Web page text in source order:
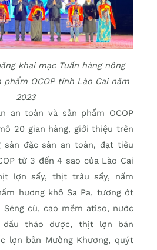
khai mạc Tuần hàng nông
OCOP tỉnh Lào Cai năm
2023
an toàn và sản phẩm OCOP
20 gian hàng, giới thiệu trên
sản đặc sản an toàn, đạt tiêu
từ 3 đến 4 sao của Lào Cai
lợn sấy, thịt trâu sấy, nấm
hương khô Sa Pa, tương ớt
Séng cù, cao mềm atiso, nước
thảo dược, thịt lợn bản
lợn bản Mường Khương, quýt